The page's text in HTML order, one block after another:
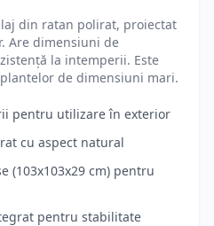
din ratan polirat, proiectat
Are dimensiuni de
la intemperii. Este
de dimensiuni mari.
pentru utilizare în exterior
cu aspect natural
(103x103x29 cm) pentru
pentru stabilitate